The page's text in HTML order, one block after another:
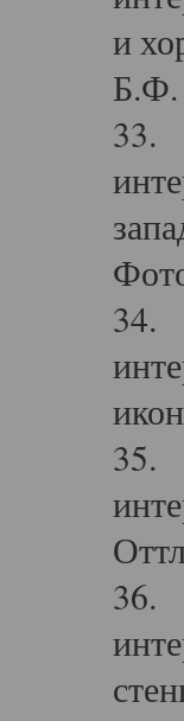
и
Б.Ф.
33.
34.
35.
36.